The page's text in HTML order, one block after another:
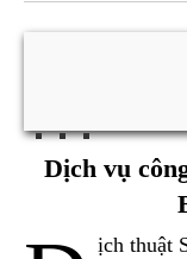
Dịch vụ
ịch thuật